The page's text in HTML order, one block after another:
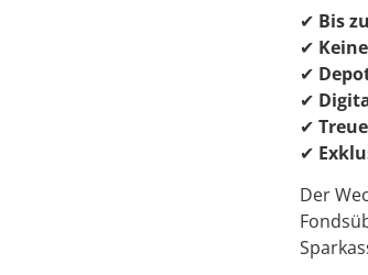
✔ Bis
✔
✔
✔
✔
✔
Der